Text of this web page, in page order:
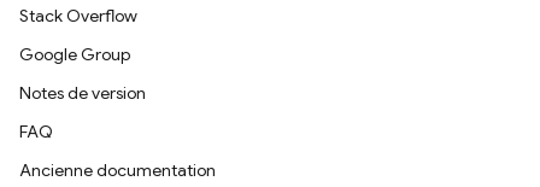
Stack Overflow
Google Group
Notes de version
FAQ
Ancienne documentation